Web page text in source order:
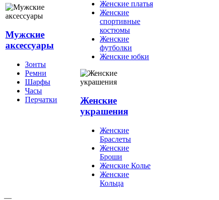
Мужские
аксессуары
Зонты
Ремни
Шарфы
Часы
Перчатки
Женские платья
Женские
спортивные
костюмы
Женские
футболки
Женские юбки
Женские
украшения
Женские
Браслеты
Женские
Броши
Женские Колье
Женские
Кольца